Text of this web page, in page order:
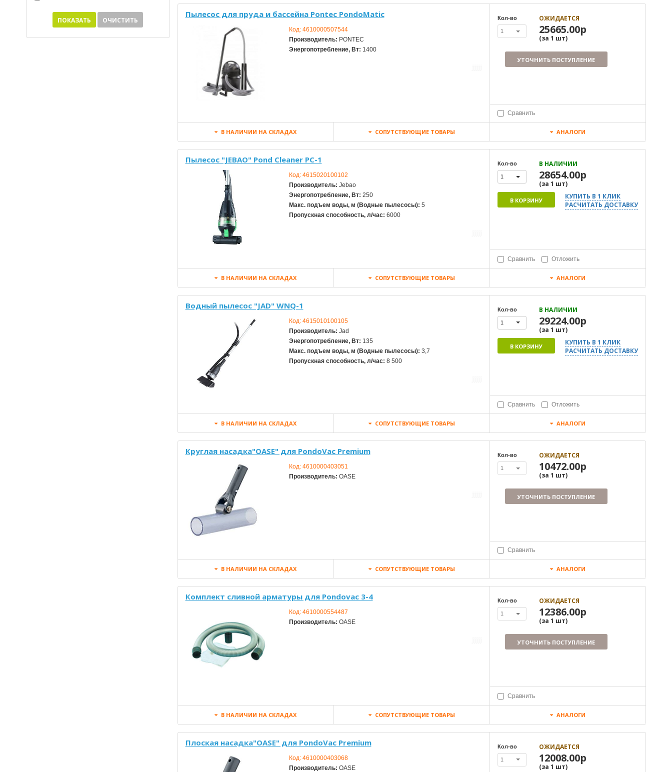
ПОКАЗАТЬ ОЧИСТИТЬ
Пылесос для пруда и бассейна Pontec PondoMatic
Код:4610000507544
Производитель: PONTEC
Энергопотребление, Вт: 1400
Кол-во
1
ОЖИДАЕТСЯ
25665.00р
(за 1 шт)
УТОЧНИТЬ ПОСТУПЛЕНИЕ
Сравнить
В НАЛИЧИИ НА СКЛАДАХ СОПУТСТВУЮЩИЕ ТОВАРЫ АНАЛОГИ
Пылесос "JEBAO" Pond Cleaner PC-1
Код:4615020100102
Производитель: Jebao
Энергопотребление, Вт: 250
Макс. подъем воды, м (Водные пылесосы): 5
Пропускная способность, л/час: 6000
Кол-во
1
В НАЛИЧИИ
28654.00р
(за 1 шт)
КУПИТЬ В 1 КЛИК
РАСЧИТАТЬ ДОСТАВКУ
В КОРЗИНУ
Сравнить Отложить
В НАЛИЧИИ НА СКЛАДАХ СОПУТСТВУЮЩИЕ ТОВАРЫ АНАЛОГИ
Водный пылесос "JAD" WNQ-1
Код:4615010100105
Производитель: Jad
Энергопотребление, Вт: 135
Макс. подъем воды, м (Водные пылесосы): 3,7
Пропускная способность, л/час: 8 500
Кол-во
1
В НАЛИЧИИ
29224.00р
(за 1 шт)
КУПИТЬ В 1 КЛИК
РАСЧИТАТЬ ДОСТАВКУ
В КОРЗИНУ
Сравнить Отложить
В НАЛИЧИИ НА СКЛАДАХ СОПУТСТВУЮЩИЕ ТОВАРЫ АНАЛОГИ
Круглая насадка"OASE" для PondoVac Premium
Код:4610000403051
Производитель: OASE
Кол-во
1
ОЖИДАЕТСЯ
10472.00р
(за 1 шт)
УТОЧНИТЬ ПОСТУПЛЕНИЕ
Сравнить
В НАЛИЧИИ НА СКЛАДАХ СОПУТСТВУЮЩИЕ ТОВАРЫ АНАЛОГИ
Комплект сливной арматуры для Pondovac 3-4
Код:4610000554487
Производитель: OASE
Кол-во
1
ОЖИДАЕТСЯ
12386.00р
(за 1 шт)
УТОЧНИТЬ ПОСТУПЛЕНИЕ
Сравнить
В НАЛИЧИИ НА СКЛАДАХ СОПУТСТВУЮЩИЕ ТОВАРЫ АНАЛОГИ
Плоская насадка"OASE" для PondoVac Premium
Код:4610000403068
Производитель: OASE
Кол-во
1
ОЖИДАЕТСЯ
12008.00р
(за 1 шт)